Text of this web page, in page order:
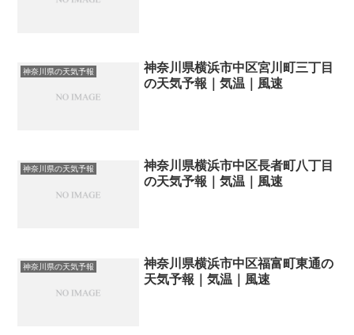
神奈川県の天気予報
神奈川県横浜市中区宮川町三丁目
の天気予報｜気温｜風速
神奈川県の天気予報
神奈川県横浜市中区長者町八丁目
の天気予報｜気温｜風速
神奈川県の天気予報
神奈川県横浜市中区福富町東通の
天気予報｜気温｜風速